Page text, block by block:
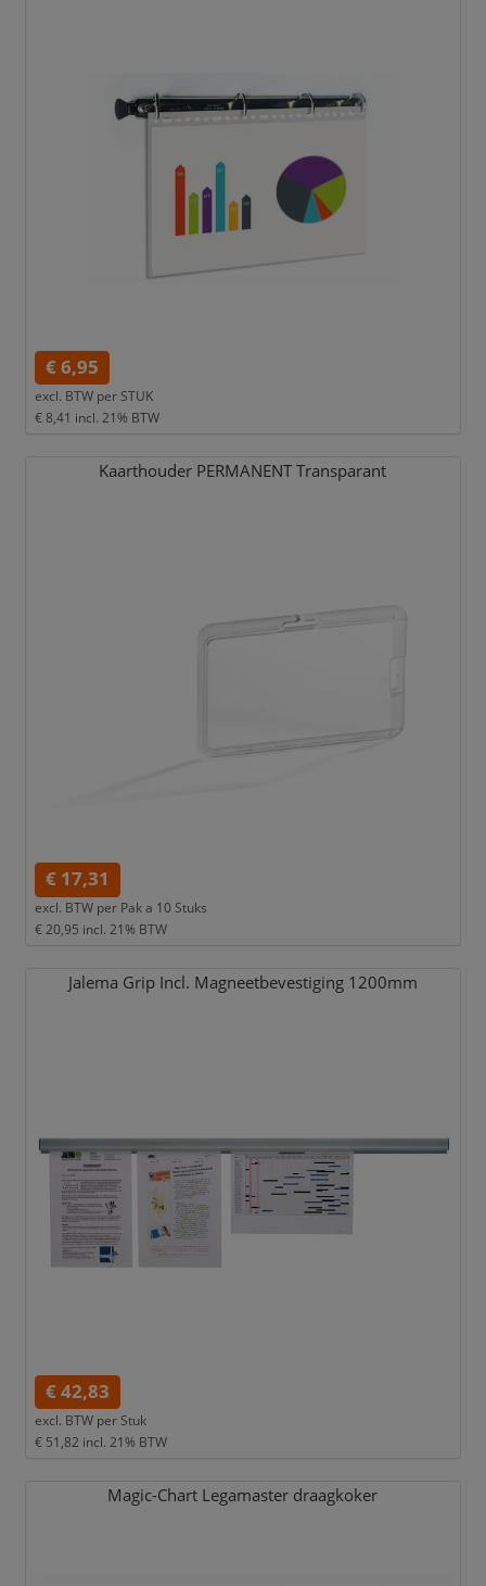
€ 6,95
excl. BTW per STUK
€ 8,41 incl. 21% BTW
Kaarthouder PERMANENT Transparant
€ 17,31
excl. BTW per Pak a 10 Stuks
€ 20,95 incl. 21% BTW
Jalema Grip Incl. Magneetbevestiging 1200mm
€ 42,83
excl. BTW per Stuk
€ 51,82 incl. 21% BTW
Magic-Chart Legamaster draagkoker